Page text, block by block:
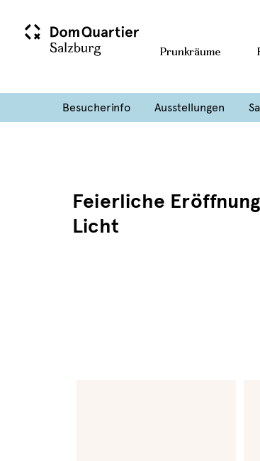
Prunkräume
Besucherinfo Ausstellungen
Feierliche
Licht